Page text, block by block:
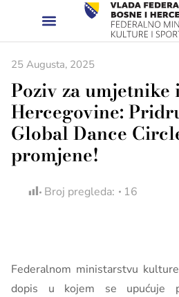
25 Augusta, 2025
Poziv za umjetnike
Hercegovine:
Global Dance
promjene!
Broj pregleda: 16
Federalnom ministarstvu
dopis u kojem se upućuje